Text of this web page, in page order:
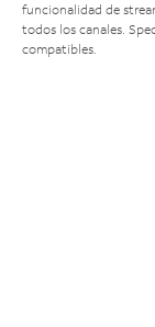
funcionalidad de
todos los canales.
compatibles.